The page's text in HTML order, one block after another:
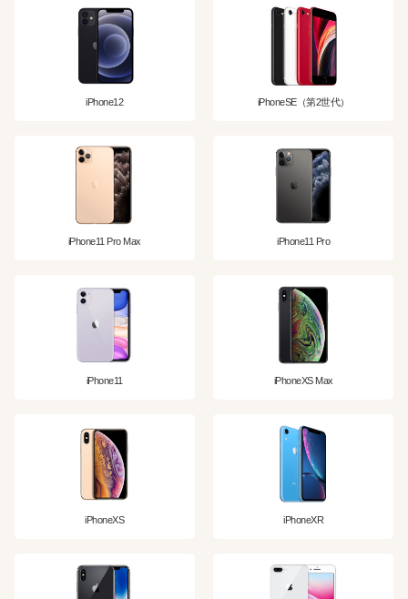
iPhone12 iPhoneSE（第2世代）
iPhone11 Pro Max iPhone11 Pro
iPhone11 iPhoneXS Max
iPhoneXS iPhoneXR